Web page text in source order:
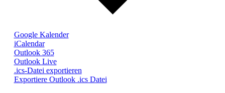
Google Kalender
iCalendar
Outlook 365
Outlook Live
.ics-Datei exportieren
Exportiere Outlook .ics Datei